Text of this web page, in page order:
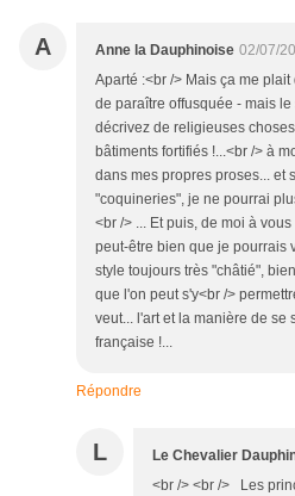
A Anne la Dauphinoise 02/07/
Aparté :<br /> Mais ça me
de paraître offusquée - mais
décrivez de religieuses
bâtiments fortifiés !...<br /> à
dans mes propres proses... et
"coquineries", je ne pourrai
<br /> ... Et puis, de moi à
peut-être bien que je pourrais
style toujours très "châtié",
que l'on peut s'y<br />
veut... l'art et la manière de se
française !...
Répondre
L Le Chevalier
<br /> <br /> Les